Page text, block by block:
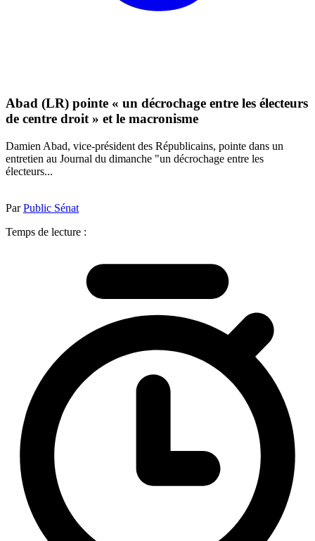
Abad (LR) pointe « un décrochage entre les électeurs
de centre droit » et le macronisme
Damien Abad, vice-président des Républicains, pointe dans un
entretien au Journal du dimanche "un décrochage entre les
électeurs...
ParPublic Sénat
Temps de lecture :